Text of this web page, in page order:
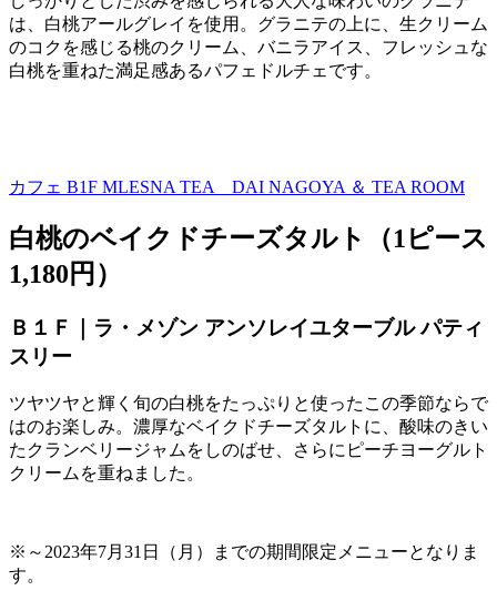
は、白桃アールグレイを使用。グラニテの上に、生クリーム
のコクを感じる桃のクリーム、バニラアイス、フレッシュな
白桃を重ねた満足感あるパフェドルチェです。
カフェ B1F MLESNA TEA DAI NAGOYA ＆ TEA ROOM
白桃のベイクドチーズタルト（1ピース
1,180円）
Ｂ１Ｆ｜ラ・メゾン アンソレイユターブル パティ
スリー
ツヤツヤと輝く旬の白桃をたっぷりと使ったこの季節ならで
はのお楽しみ。濃厚なベイクドチーズタルトに、酸味のきい
たクランベリージャムをしのばせ、さらにピーチヨーグルト
クリームを重ねました。
※～ 2023年7月 31 日（月）までの期間限定メニューとなりま
す。